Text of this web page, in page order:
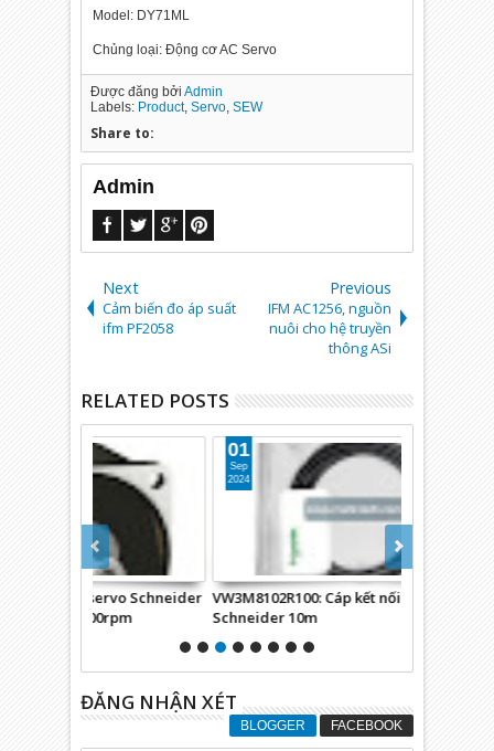
Model: DY71ML
Chủng loại: Động cơ AC Servo
Được đăng bởiAdmin
Labels: Product,Servo,SEW
Share to:
Admin
Next
Cảm biến đo áp suất
ifm PF2058
Previous
IFM AC1256, nguồn
nuôi cho hệ truyền
thông ASi
RELATED POSTS
VW3M8102R100: Cáp kết nối encoder
Schneider 10m
01
Sep
2024
ĐĂNG NHẬN XÉT
BLOGGER FACEBOOK